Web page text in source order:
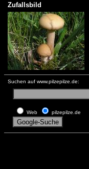
Zufallsbild
Suchen auf www.pilzepilze.de:
Web pilzepilze.de